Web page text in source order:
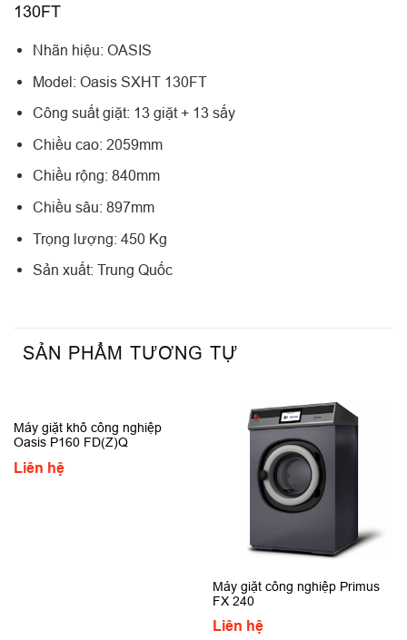
130FT
Nhãn hiệu: OASIS
Model: Oasis SXHT 130FT
Công suất giặt: 13 giặt + 13 sấy
Chiều cao: 2059mm
Chiều rộng: 840mm
Chiều sâu: 897mm
Trọng lượng: 450 Kg
Sản xuất: Trung Quốc
SẢN PHẨM TƯƠNG TỰ
Máy giặt khô công nghiệp
Oasis P160 FD(Z)Q
Liên hệ
Máy giặt công nghiệp Primus
FX 240
Liên hệ